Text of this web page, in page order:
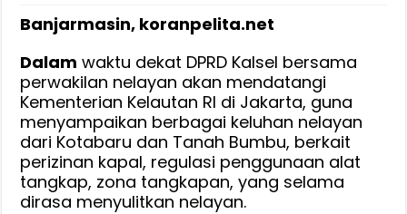
Kalsel
Boyong
Nelayan
Datangi
Banjarmasin, koranpelita.net
Dalam waktu dekat DPRD Kalsel bersama
perwakilan nelayan akan mendatangi
Kementerian Kelautan RI di Jakarta, guna
menyampaikan berbagai keluhan nelayan
dari Kotabaru dan Tanah Bumbu, berkait
perizinan kapal, regulasi penggunaan alat
tangkap, zona tangkapan, yang selama
dirasa menyulitkan nelayan.